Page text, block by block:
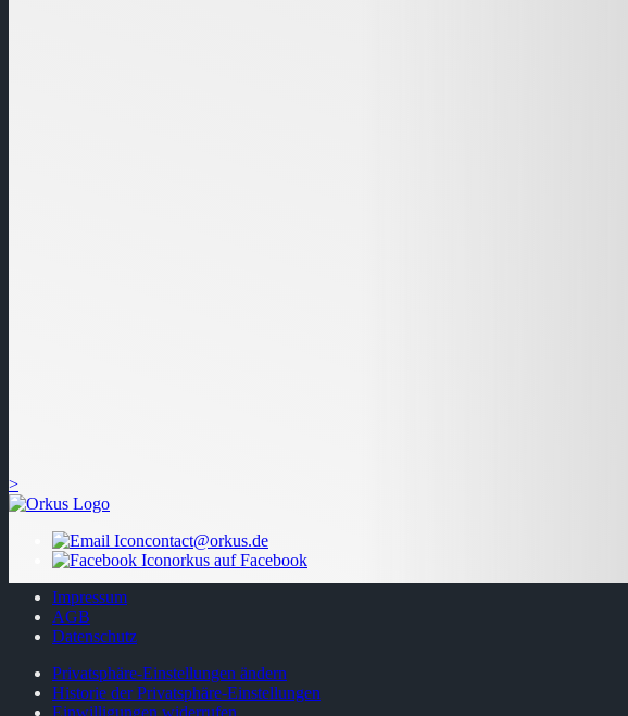
>
contact@orkus.de
orkus auf Facebook
Impressum
AGB
Datenschutz
Privatsphäre-Einstellungen ändern
Historie der Privatsphäre-Einstellungen
Einwilligungen widerrufen